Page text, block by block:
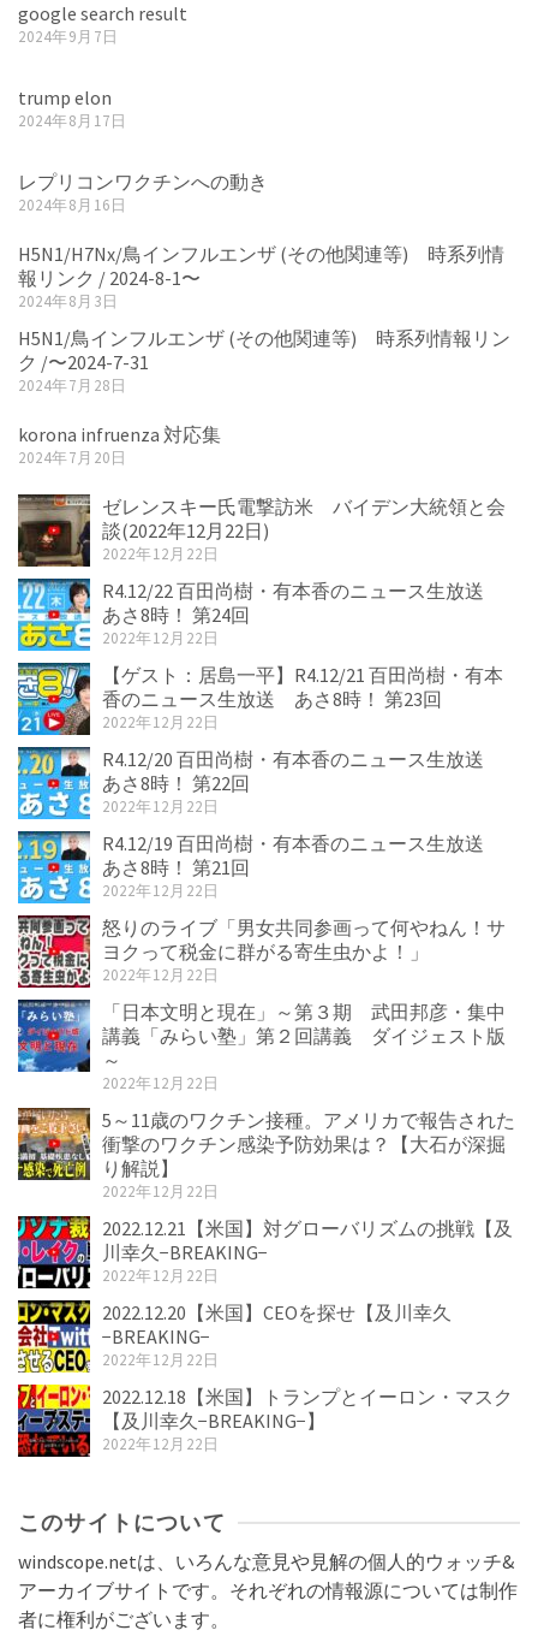
google search result
2024年9月7日
trump elon
2024年8月17日
レプリコンワクチンへの動き
2024年8月16日
H5N1/H7Nx/鳥インフルエンザ (その他関連等) 時系列情
報リンク / 2024-8-1〜
2024年8月3日
H5N1/鳥インフルエンザ (その他関連等) 時系列情報リン
ク /〜2024-7-31
2024年7月28日
korona infruenza 対応集
2024年7月20日
ゼレンスキー氏電撃訪米 バイデン大統領と会
談(2022年12月22日)
2022年12月22日
R4.12/22 百田尚樹・有本香のニュース生放送
あさ8時！ 第24回
2022年12月22日
【ゲスト：居島一平】R4.12/21 百田尚樹・有本
香のニュース生放送 あさ8時！ 第23回
2022年12月22日
R4.12/20 百田尚樹・有本香のニュース生放送
あさ8時！ 第22回
2022年12月22日
R4.12/19 百田尚樹・有本香のニュース生放送
あさ8時！ 第21回
2022年12月22日
怒りのライブ「男女共同参画って何やねん！サ
ヨクって税金に群がる寄生虫かよ！」
2022年12月22日
「日本文明と現在」～第３期 武田邦彦・集中
講義「みらい塾」第２回講義 ダイジェスト版
～
2022年12月22日
5～11歳のワクチン接種。アメリカで報告された
衝撃のワクチン感染予防効果は？【大石が深掘
り解説】
2022年12月22日
2022.12.21【米国】対グローバリズムの挑戦【及
川幸久−BREAKING−
2022年12月22日
2022.12.20【米国】CEOを探せ【及川幸久
−BREAKING−
2022年12月22日
2022.12.18【米国】トランプとイーロン・マスク
【及川幸久−BREAKING−】
2022年12月22日
このサイトについて
windscope.netは、いろんな意見や見解の個人的ウォッチ&
アーカイブサイトです。それぞれの情報源については制作
者に権利がございます。